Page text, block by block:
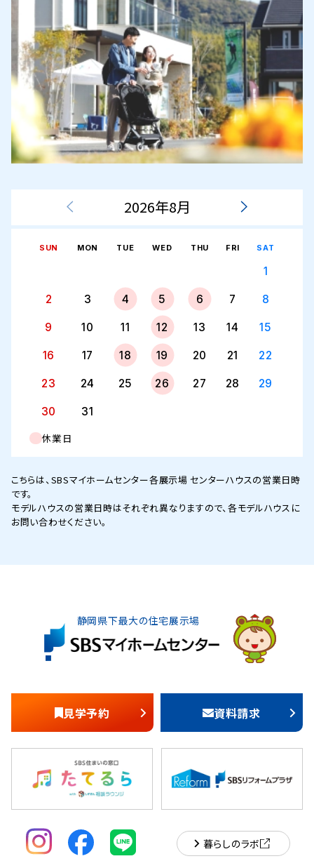
2026年8月
SUN MON TUE WED THU FRI SAT
1
2 3 4 5 6 7 8
9 10 11 12 13 14 15
16 17 18 19 20 21 22
23 24 25 26 27 28 29
30 31
休業日
こちらは、SBSマイホームセンター各展示場 センターハウスの営業日時
です。
モデルハウスの営業日時はそれぞれ異なりますので、各モデルハウスに
お問い合わせください。
静岡県下最大の住宅展示場
見学予約 資料請求
暮らしのラボ